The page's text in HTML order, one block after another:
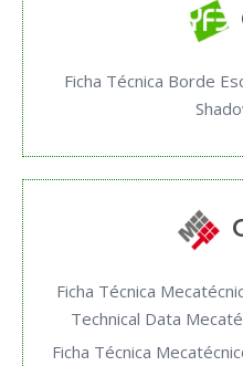
Ficha Técnica Borde
Ficha Técnica
Technical Data
Ficha Técnica